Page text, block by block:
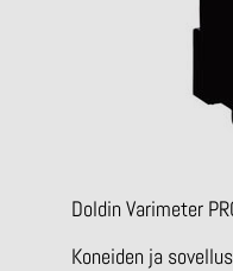
Doldin Varimeter
Koneiden ja